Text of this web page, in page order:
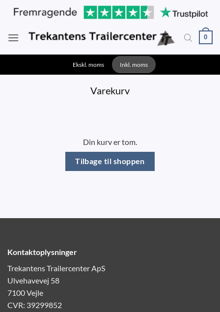
Fortsæt
0
Ekskl. moms Inkl. moms
Varekurv
Din kurv er tom.
Tilbage til shoppen
Kontaktoplysninger
Trekantens Trailercenter ApS
Ulvehavevej 58
7100 Vejle
CVR: 39299852